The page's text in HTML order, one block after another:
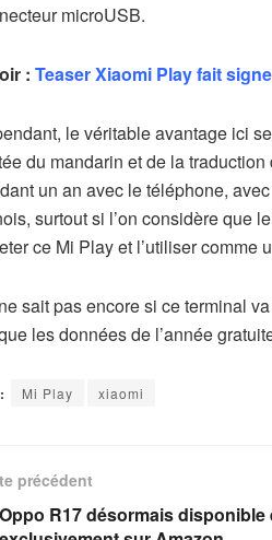
microUSB.
: Teaser Xiaomi Play fait
le véritable avantage ici
du mandarin et de la
un an avec le téléphone,
surtout si l’on considère que
ce Mi Play et l’utiliser comme
sait pas encore si ce terminal
les données de l’année
Mi Play xiaomi
précédent
Oppo R17 désormais disponible